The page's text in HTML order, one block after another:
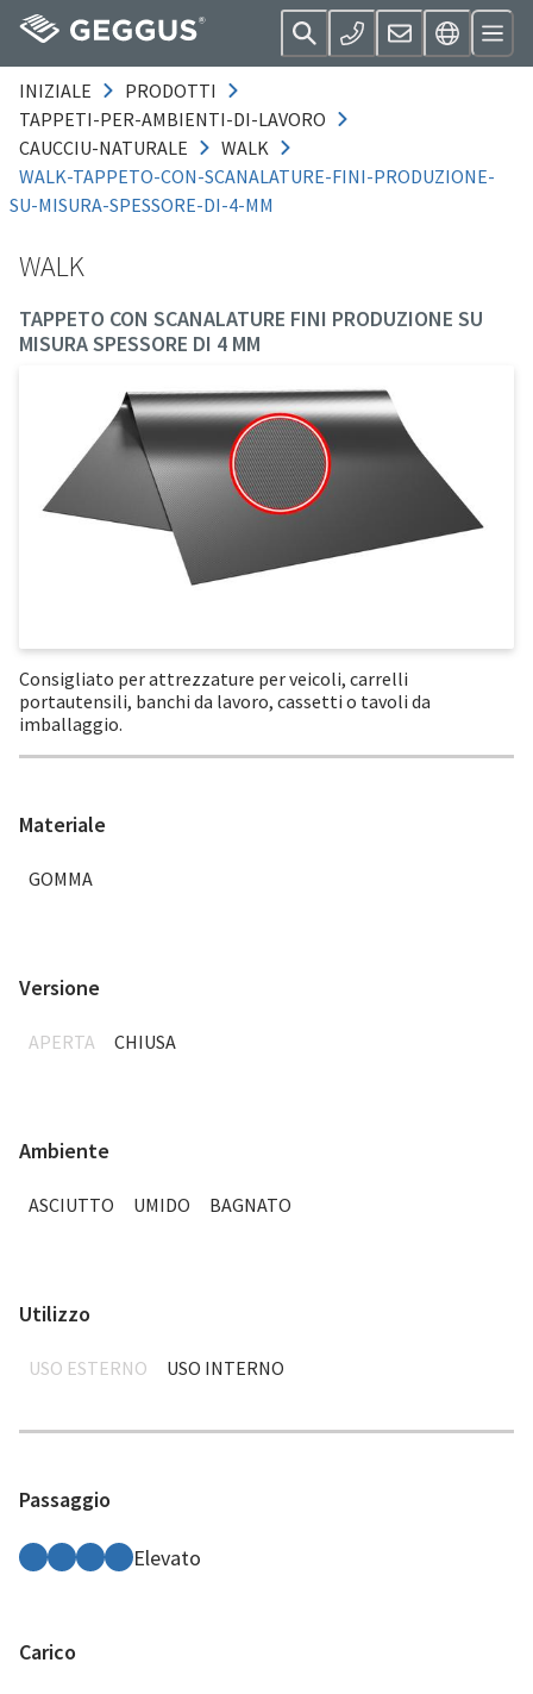
INIZIALE
PRODOTTI
TAPPETI-PER-AMBIENTI-DI-LAVORO
CAUCCIU-NATURALE
WALK
WALK-TAPPETO-CON-SCANALATURE-FINI-PRODUZIONE-
SU-MISURA-SPESSORE-DI-4-MM
WALK
TAPPETO CON SCANALATURE FINI PRODUZIONE SU
MISURA SPESSORE DI 4 MM
Consigliato per attrezzature per veicoli, carrelli
portautensili, banchi da lavoro, cassetti o tavoli da
imballaggio.
Materiale
GOMMA
Versione
APERTA CHIUSA
Ambiente
ASCIUTTO UMIDO BAGNATO
Utilizzo
USO ESTERNO USO INTERNO
Passaggio
Elevato
Carico